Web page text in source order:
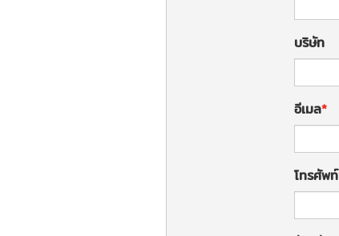
บริษัท
อีเมล
โทรศัพท์